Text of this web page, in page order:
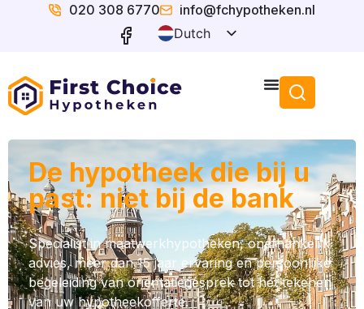
020 308 6770
info@fchypotheken.nl
Dutch
De hypotheek die bij u
past: niet bij de bank
Specialist in maatwerkhypotheken, onafhankelijk
advies, meer dan 15 jaar ervaring en persoonlijke
begeleiding van oriëntatiegesprek tot het tekenen
van uw hypotheekofferte.